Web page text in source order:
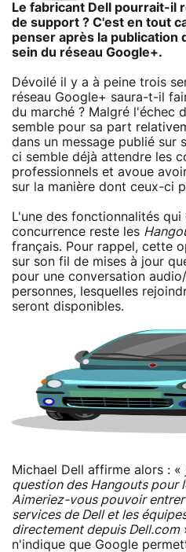
Le fabricant Dell pourrait-il
de support ? C'est en tout
penser après la publication
sein du réseau Google+.
Dévoilé il y a à peine trois
réseau Google+ saura-t-il
du marché ? Malgré l'échec
semble pour sa part
dans un message publié sur
ci semble déjà attendre les
professionnels et avoue
sur la manière dont ceux-ci
L'une des fonctionnalités
concurrence reste les
français. Pour rappel, cette
sur son fil de mises à jour
pour une conversation
personnes, lesquelles
seront disponibles.
Michael Dell affirme alors : «
question des Hangouts pour
Aimeriez-vous pouvoir
services de Dell et les
directement depuis Dell.com
n'indique que Google